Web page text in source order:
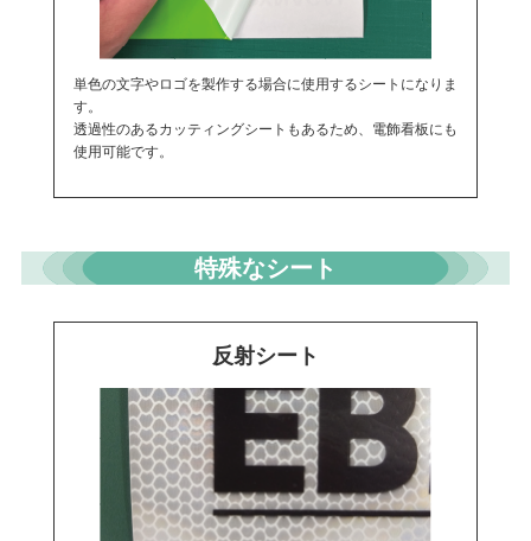
単色の文字やロゴを製作する場合に使用するシートになりま
す。
透過性のあるカッティングシートもあるため、電飾看板にも
使用可能です。
特殊なシート
反射シート